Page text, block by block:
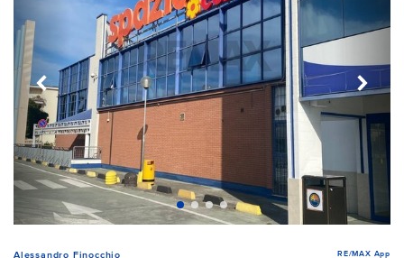
Alessandro Finocchio RE/MAX App